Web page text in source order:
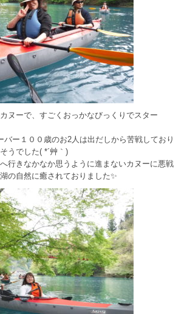
ヌーで、すごくおっかなびっくりでスター
バー１００歳のお2人は出だしから苦戦しており
うでした( *´艸｀)
行きなかなか思うように進まないカヌーに悪戦
の自然に癒されておりました✨